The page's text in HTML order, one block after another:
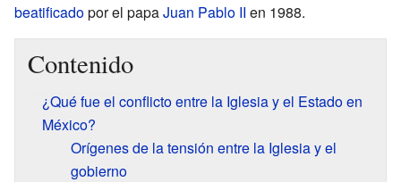
beatificadopor el papaJuan Pablo II en 1988.
Contenido
¿Qué fue el conflicto entre la Iglesia y el Estado en
México?
Orígenes de la tensión entre la Iglesia y el
gobierno